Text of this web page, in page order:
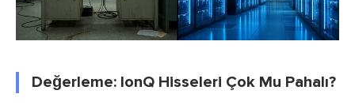
Değerleme: IonQ Hisseleri Çok Mu Pahalı?